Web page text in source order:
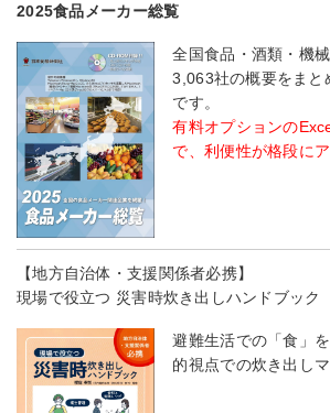
2025食品メーカー総覧
全国食品・酒類・機
3,063社の概要をまと
です。
有料オプションの
で、利便性が格段にア
【地方自治体・支援関係者必携】
現場で役立つ 災害時炊き出しハンドブック
避難生活での「食」
的視点での炊き出し